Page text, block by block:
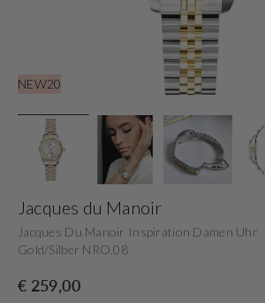
NEW20
der
Galerieansicht
Jacques du Manoir
Jacques Du Manoir Inspiration Damen Uhr
Gold/Silber NRO.08
Normaler
€ 259,00